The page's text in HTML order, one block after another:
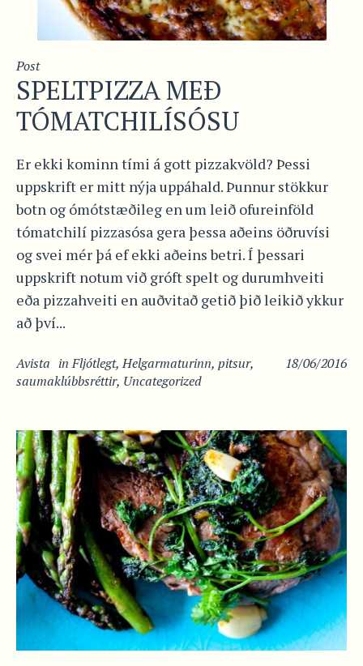
Post
SPELTPIZZA MEÐ
TÓMATCHILÍSÓSU
Er ekki kominn tími á gott pizzakvöld? Þessi
uppskrift er mitt nýja uppáhald. Þunnur stökkur
botn og ómótstæðileg en um leið ofureinföld
tómatchilí pizzasósa gera þessa aðeins öðruvísi
og svei mér þá ef ekki aðeins betri. Í þessari
uppskrift notum við gróft spelt og durumhveiti
eða pizzahveiti en auðvitað getið þið leikið ykkur
að því...
18/06/2016
Avista inFljótlegt,Helgarmaturinn, pitsur,
saumaklúbbsréttir, Uncategorized